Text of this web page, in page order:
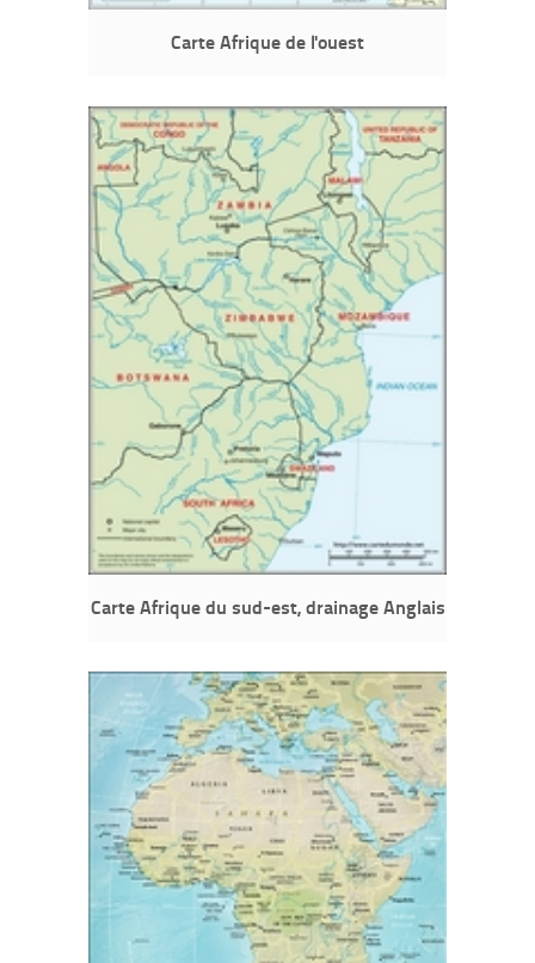
Carte Afrique de l'ouest
Carte Afrique du sud-est, drainage Anglais